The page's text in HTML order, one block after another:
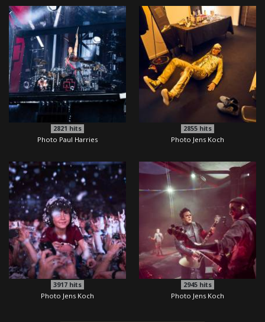
2821 hits
Photo Paul Harries
2855 hits
Photo Jens Koch
3917hits
Photo Jens Koch
2945 hits
Photo Jens Koch